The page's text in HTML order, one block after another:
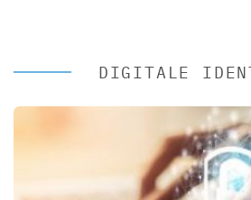
DIGITALE